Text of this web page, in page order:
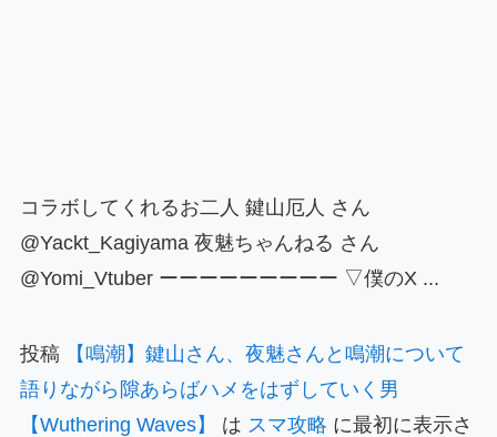
コラボしてくれるお二人 鍵山厄人 さん
@Yackt_Kagiyama 夜魅ちゃんねる さん
@Yomi_Vtuber ーーーーーーーーー ▽僕のX ...
投稿
【鳴潮】鍵山さん、夜魅さんと鳴潮について
語りながら隙あらばハメをはずしていく男
【Wuthering Waves】
は スマ攻略 に最初に表示さ